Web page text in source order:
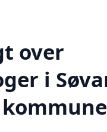
over
i